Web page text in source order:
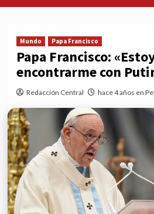
Mundo Papa Francisco
Papa Francisco:
encontrarme con
Redacción Central hace 4 años en